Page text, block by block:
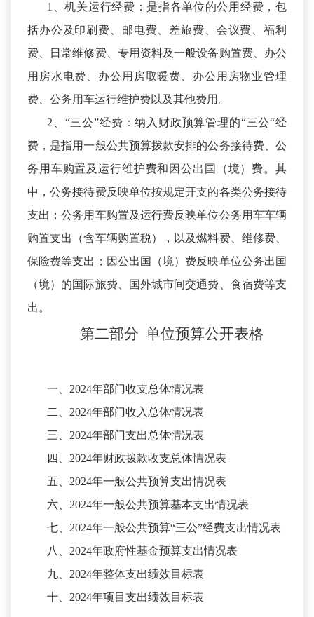
1、机关运行经费：是指各单位的公用经费，包
括办公及印刷费、邮电费、差旅费、会议费、福利
费、日常维修费、专用资料及一般设备购置费、办公
用房水电费、办公用房取暖费、办公用房物业管理
费、公务用车运行维护费以及其他费用。
2、“三公”经费：纳入财政预算管理的“三公“经
费，是指用一般公共预算拨款安排的公务接待费、公
务用车购置及运行维护费和因公出国（境）费。其
中，公务接待费反映单位按规定开支的各类公务接待
支出；公务用车购置及运行费反映单位公务用车车辆
购置支出（含车辆购置税），以及燃料费、维修费、
保险费等支出；因公出国（境）费反映单位公务出国
（境）的国际旅费、国外城市间交通费、食宿费等支
出。
第二部分 单位预算公开表格
一、 2024年部门收支总体情况表
二、 2024年部门收入总体情况表
三、 2024年部门支出总体情况表
四、 2024年财政拨款收支总体情况表
五、 2024年一般公共预算支出情况表
六、 2024年一般公共预算基本支出情况表
七、 2024年一般公共预算“三公”经费支出情况表
八、 2024年政府性基金预算支出情况表
九、 2024年整体支出绩效目标表
十、 2024年项目支出绩效目标表